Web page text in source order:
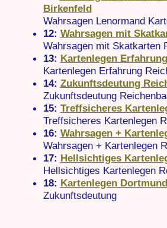
Birkenfeld
Wahrsagen Lenormand
12: Wahrsagen mit
Wahrsagen mit Skatkarten
13: Kartenlegen
Kartenlegen Erfahrung
14: Zukunftsdeutung
Zukunftsdeutung
15: Treffsicheres
Treffsicheres Kartenlegen
16: Wahrsagen +
Wahrsagen + Kartenlegen
17: Hellsichtiges
Hellsichtiges Kartenlegen
18: Kartenlegen Dortmund
Zukunftsdeutung